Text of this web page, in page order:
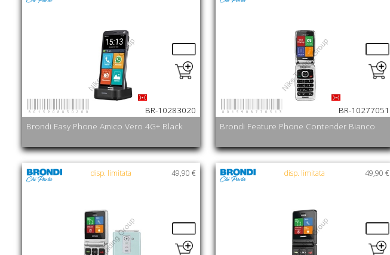
Brondi Easy Phone Amico Vero 4G+ Black
BR-10283020
8015908830200
Brondi Feature Phone Contender Bianco
BR-10277051
8015908770513
49,90 €
disp. limitata 49,90 €
disp. limitata